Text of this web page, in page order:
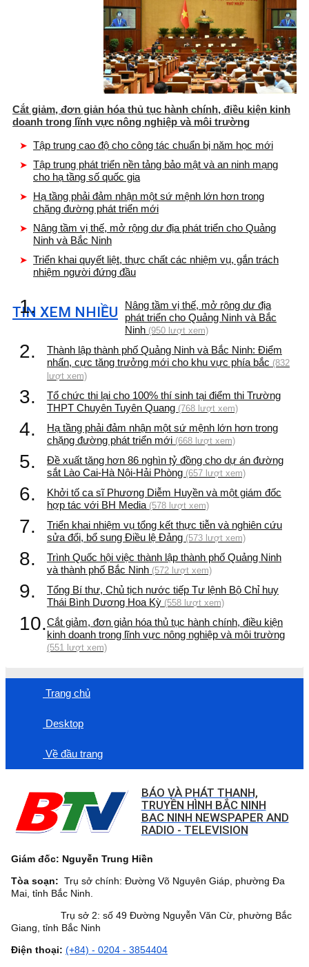
Cắt giảm, đơn giản hóa thủ tục hành chính, điều kiện kinh
doanh trong lĩnh vực nông nghiệp và môi trường
Tập trung cao độ cho công tác chuẩn bị năm học mới
Tập trung phát triển nền tảng bảo mật và an ninh mạng
cho hạ tầng số quốc gia
Hạ tầng phải đảm nhận một sứ mệnh lớn hơn trong
chặng đường phát triển mới
Nâng tầm vị thế, mở rộng dư địa phát triển cho Quảng
Ninh và Bắc Ninh
Triển khai quyết liệt, thực chất các nhiệm vụ, gắn trách
nhiệm người đứng đầu
TIN XEM NHIỀU
1.
Nâng tầm vị thế, mở rộng dư địa
phát triển cho Quảng Ninh và Bắc
Ninh (950 lượt xem)
2.
Thành lập thành phố Quảng Ninh và Bắc Ninh: Điểm
nhấn, cực tăng trưởng mới cho khu vực phía bắc (832
lượt xem)
3.
Tổ chức thi lại cho 100% thí sinh tại điểm thi Trường
THPT Chuyên Tuyên Quang (768 lượt xem)
4.
Hạ tầng phải đảm nhận một sứ mệnh lớn hơn trong
chặng đường phát triển mới (668 lượt xem)
5.
Đề xuất tăng hơn 86 nghìn tỷ đồng cho dự án đường
sắt Lào Cai-Hà Nội-Hải Phòng (657 lượt xem)
6.
Khởi tố ca sĩ Phương Diễm Huyền và một giám đốc
hợp tác với BH Media (578 lượt xem)
7.
Triển khai nhiệm vụ tổng kết thực tiễn và nghiên cứu
sửa đổi, bổ sung Điều lệ Đảng (573 lượt xem)
8.
Trình Quốc hội việc thành lập thành phố Quảng Ninh
và thành phố Bắc Ninh (572 lượt xem)
9.
Tổng Bí thư, Chủ tịch nước tiếp Tư lệnh Bộ Chỉ huy
Thái Bình Dương Hoa Kỳ (558 lượt xem)
10.Cắt giảm, đơn giản hóa thủ tục hành chính, điều kiện
kinh doanh trong lĩnh vực nông nghiệp và môi trường
(551 lượt xem)
Trang chủ
Desktop
Về đầu trang
BÁO VÀ PHÁT THANH,
TRUYỀN HÌNH BẮC NINH
BAC NINH NEWSPAPER AND
RADIO - TELEVISION
Giám đốc: Nguyễn Trung Hiền
Tòa soạn: Trụ sở chính: Đường Võ Nguyên Giáp, phường Đa
Mai, tỉnh Bắc Ninh.
Trụ sở 2: số 49 Đường Nguyễn Văn Cừ, phường Bắc
Giang, tỉnh Bắc Ninh
Điện thoại: (+84) - 0204 - 3854404